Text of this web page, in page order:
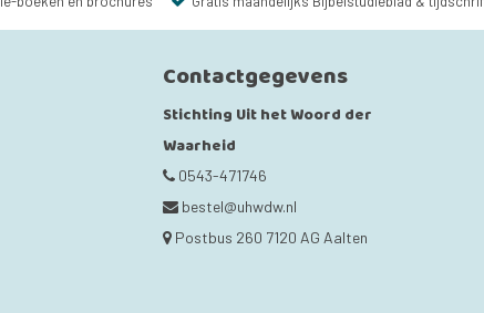
Contactgegevens
Stichting Uit het Woord der
Waarheid
0543-471746
bestel@uhwdw.nl
Postbus 260 7120 AG Aalten